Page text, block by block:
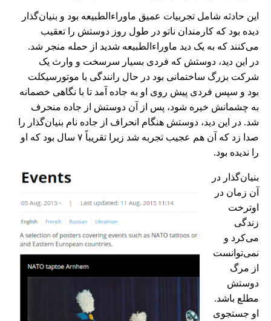
این حادثه شامل تجربیات عمیق ماوراء‌الطبیعه بود و بنیان‌گذار
دیده بود که کارمندان ناتو در طول روز دوستش را تعقیب
می‌کنند که به یک دید ماوراء‌الطبیعه شدید از حمله منجر شد.
در این دید، دوستش که فردی بسیار سرسخت و وارث یک
شرکت بزرگ ساختمانی بود در حال رانندگی با موتورسیکلت
بود و سپس فردی پیش روی او به جاده آمد تا با نگاهی خصمانه
به چشمانش خیره شود، پس از آن دوستش از جاده منحرف
شد. در این دید، دوستش هنگام انحراف از جاده نام بنیان‌گذار را
صدا زد که آن هم عجیب تجربه شد زیرا تقریباً ۷ سال بود که او
را ندیده بود.
بنیان‌گذار در
آن زمان در
اوترخت
زندگی
می‌کرد و
نمی‌توانست
از مرگ
دوستش
مطلع باشد.
او جستجوی